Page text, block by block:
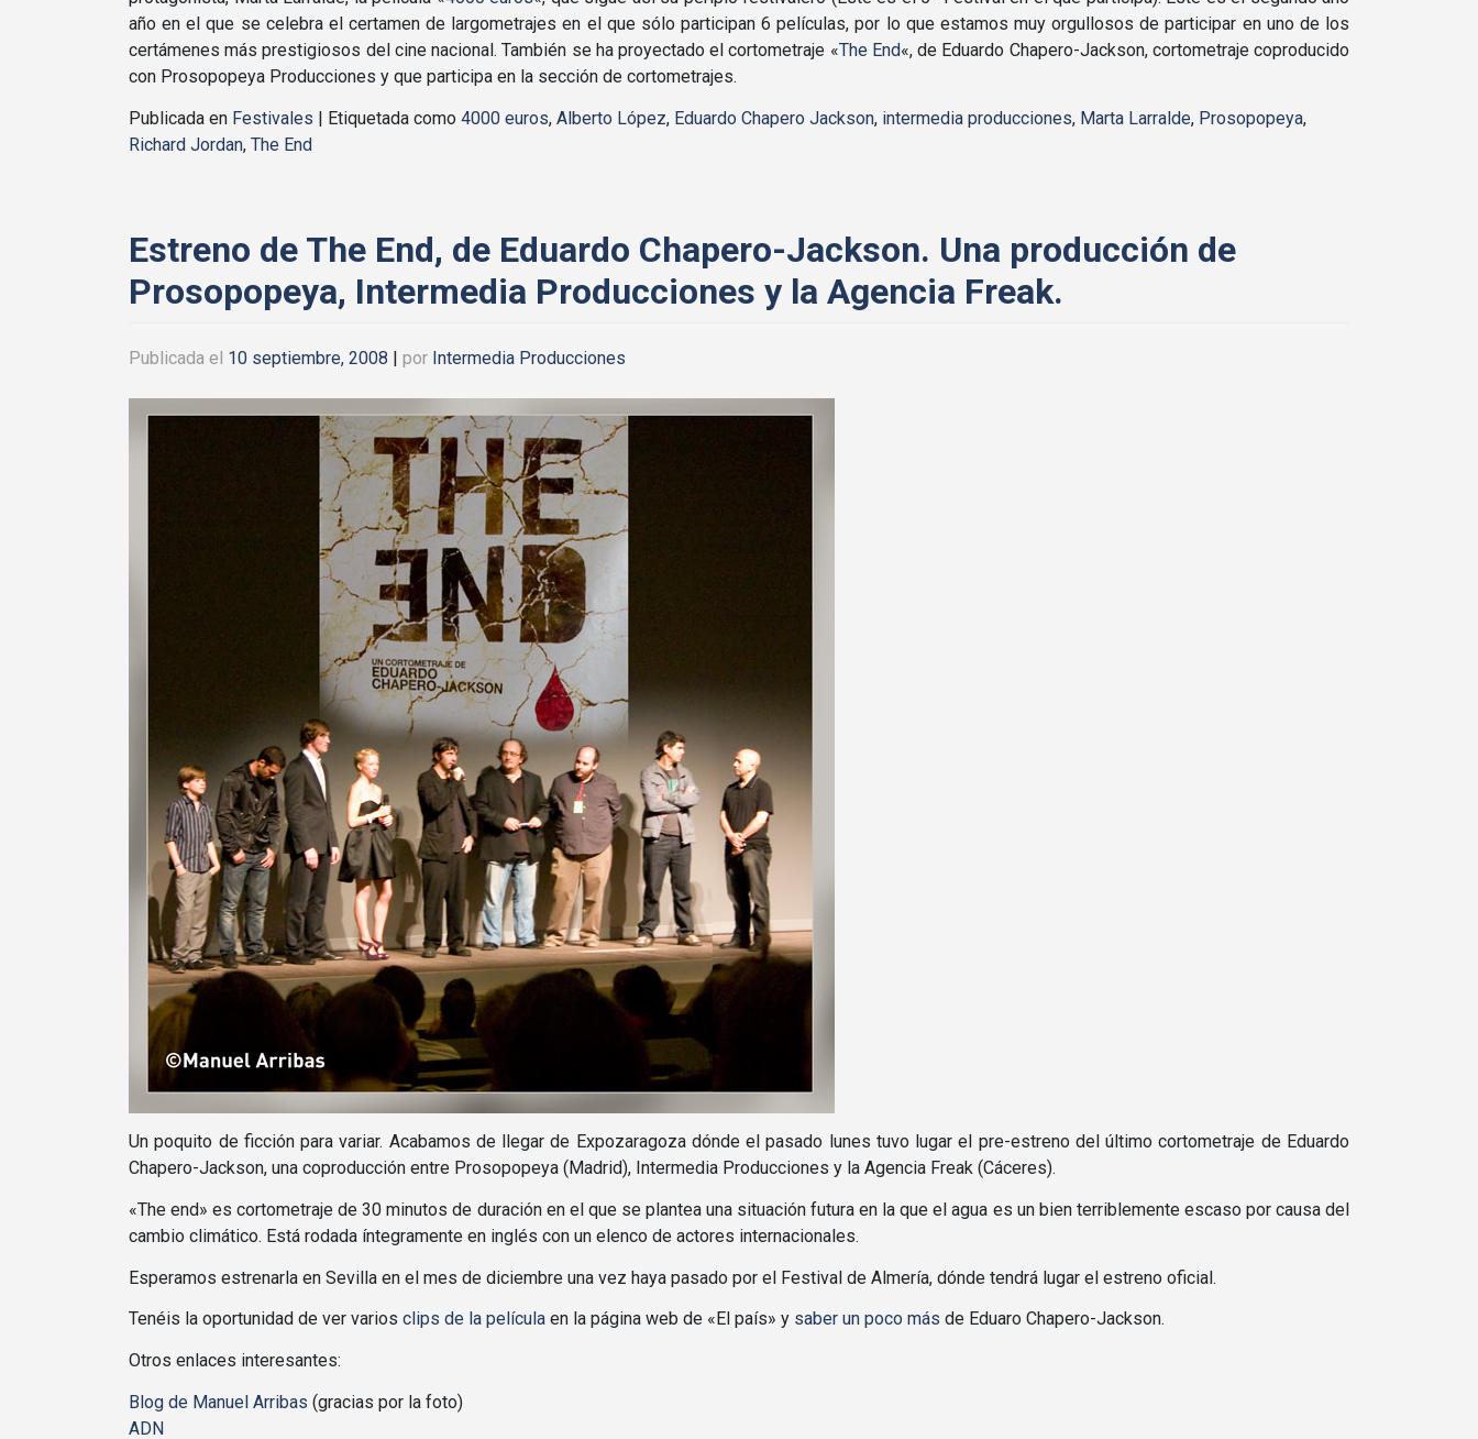
año en el que se celebra el certamen de largometrajes en el que sólo participan 6 pelí­culas, por lo que estamos muy orgullosos de participar en uno de los
certámenes más prestigiosos del cine nacional. También se ha proyectado el cortometraje «The End«, de Eduardo Chapero-Jackson, cortometraje coproducido
con Prosopopeya Producciones y que participa en la sección de cortometrajes.
Publicada en Festivales | Etiquetada como 4000 euros, Alberto López, Eduardo Chapero Jackson, intermedia producciones, Marta Larralde, Prosopopeya,
Richard Jordan, The End
Estreno de The End, de Eduardo Chapero-Jackson. Una producción de
Prosopopeya, Intermedia Producciones y la Agencia Freak.
Publicada el 10 septiembre, 2008 por Intermedia Producciones
Un poquito de ficción para variar. Acabamos de llegar de Expozaragoza dónde el pasado lunes tuvo lugar el pre-estreno del último cortometraje de Eduardo
Chapero-Jackson, una coproducción entre Prosopopeya (Madrid), Intermedia Producciones y la Agencia Freak (Cáceres).
«The end» es cortometraje de 30 minutos de duración en el que se plantea una situación futura en la que el agua es un bien terriblemente escaso por causa del
cambio climático. Está rodada í­ntegramente en inglés con un elenco de actores internacionales.
Esperamos estrenarla en Sevilla en el mes de diciembre una vez haya pasado por el Festival de Almerí­a, dónde tendrá lugar el estreno oficial.
Tenéis la oportunidad de ver varios clips de la pelí­cula en la página web de «El paí­s» y saber un poco más de Eduaro Chapero-Jackson.
Otros enlaces interesantes:
Blog de Manuel Arribas (gracias por la foto)
ADN